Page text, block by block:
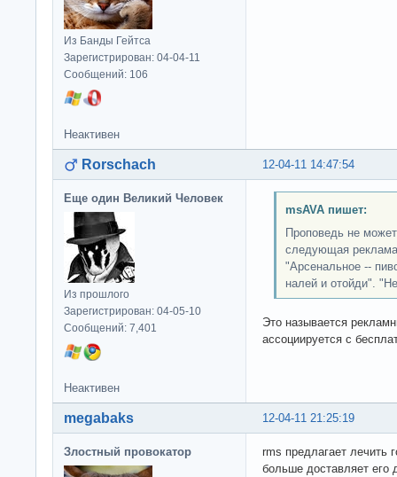
Из Банды Гейтса
Зарегистрирован: 04-04-11
Сообщений: 106
Неактивен
12-04-11 14:47:54
Rorschach
Еще один Великий Человек
Из прошлого
Зарегистрирован: 04-05-10
Сообщений: 7,401
msAVA пишет:
Проповедь не
следующая
"Арсенальное --
налей и отойди".
Это называется
ассоциируется с
Неактивен
12-04-11 21:25:19
megabaks
Злостный провокатор
rms предлагает лечить
больше доставляет его